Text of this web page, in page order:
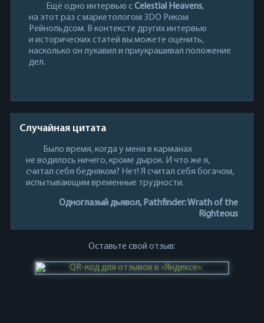
Ещё одно интервью сCelestial Heavens,
на этот раз с маркетологом 3DO Риком
Рейнольдсом. В контексте других интервью
и исторических статей вы можете оценить,
насколько он лукавил и приукрашивал положение
дел.
Случайная цитата
Было время, когда у меня в карманах
не водилось ничего, кроме дырок. И что же я,
считал себя бедняком? Нет! Я считал себя богачом,
испытывающим временные трудности.
Одноглазый дьявол, Pathfinder: Wrath of the
Righteous
Оставьте свой отзыв: